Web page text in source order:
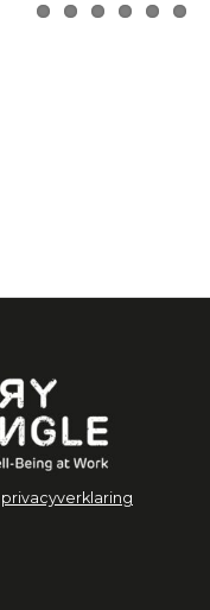
privacyverklaring